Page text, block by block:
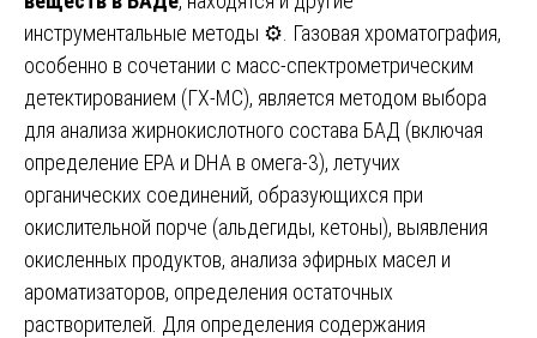
инструментальные методы ⚙️. Газовая хроматография,
особенно в сочетании с масс-спектрометрическим
детектированием (ГХ-МС), является методом выбора
для анализа жирнокислотного состава БАД (включая
определение EPA и DHA в омега-3), летучих
органических соединений, образующихся при
окислительной порче (альдегиды, кетоны), выявления
окисленных продуктов, анализа эфирных масел и
ароматизаторов, определения остаточных
растворителей. Для определения содержания